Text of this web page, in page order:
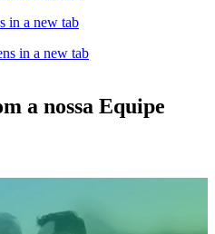
in a new tab
in a new tab
a nossa Equipe